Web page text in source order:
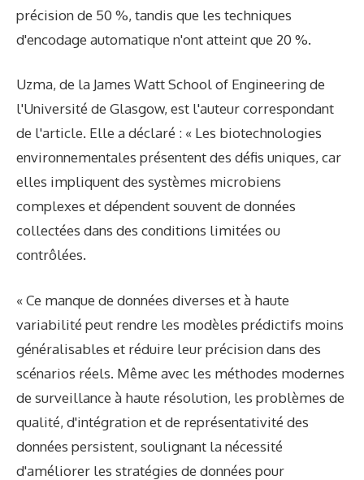
précision de 50 %, tandis que les techniques
d'encodage automatique n'ont atteint que 20 %.
Uzma, de la James Watt School of Engineering de
l'Université de Glasgow, est l'auteur correspondant
de l'article. Elle a déclaré : « Les biotechnologies
environnementales présentent des défis uniques, car
elles impliquent des systèmes microbiens
complexes et dépendent souvent de données
collectées dans des conditions limitées ou
contrôlées.
« Ce manque de données diverses et à haute
variabilité peut rendre les modèles prédictifs moins
généralisables et réduire leur précision dans des
scénarios réels. Même avec les méthodes modernes
de surveillance à haute résolution, les problèmes de
qualité, d'intégration et de représentativité des
données persistent, soulignant la nécessité
d'améliorer les stratégies de données pour